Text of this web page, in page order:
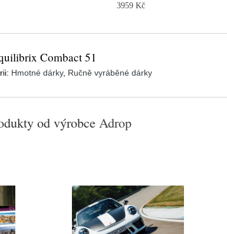
3959 Kč
Combact 51
Hmotné dárky, Ručně vyráběné dárky
od výrobce Adrop